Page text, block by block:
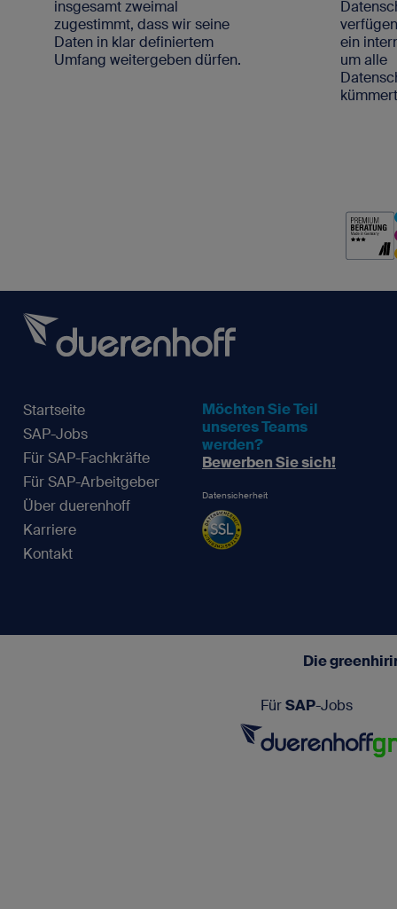
insgesamt zweimal
zugestimmt, dass wir seine
Daten in klar definiertem
Umfang weitergeben dürfen.
ein
um alle
Startseite
SAP-Jobs
Für SAP-Fachkräfte
Für SAP-Arbeitgeber
Über duerenhoff
Karriere
Kontakt
Möchten Sie Teil
unseres Teams
werden?
Bewerben Sie sich!
Datensicherheit
Die
FürSAP-Jobs